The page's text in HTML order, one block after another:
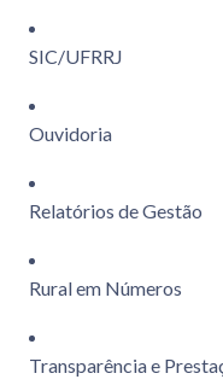
SIC/UFRRJ
Ouvidoria
Relatórios de Gestão
Rural em Números
Transparência e